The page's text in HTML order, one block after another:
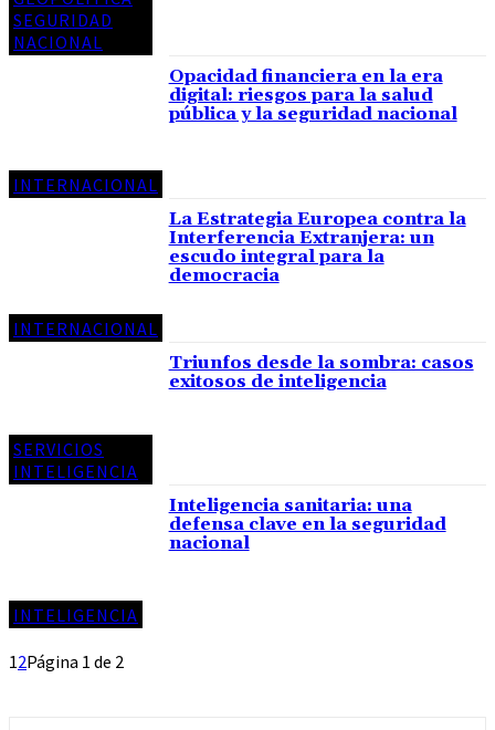
SEGURIDAD
NACIONAL
INTERNACIONAL
Opacidad financiera en la era
digital: riesgos para la salud
pública y la seguridad nacional
INTERNACIONAL
La Estrategia Europea contra la
Interferencia Extranjera: un
escudo integral para la
democracia
SERVICIOS
INTELIGENCIA
Triunfos desde la sombra: casos
exitosos de inteligencia
INTELIGENCIA
Inteligencia sanitaria: una
defensa clave en la seguridad
nacional
12Página 1 de 2